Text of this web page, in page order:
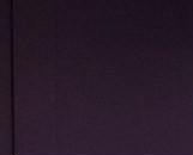
... > Circulair is